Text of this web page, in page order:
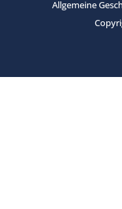
Allgemeine